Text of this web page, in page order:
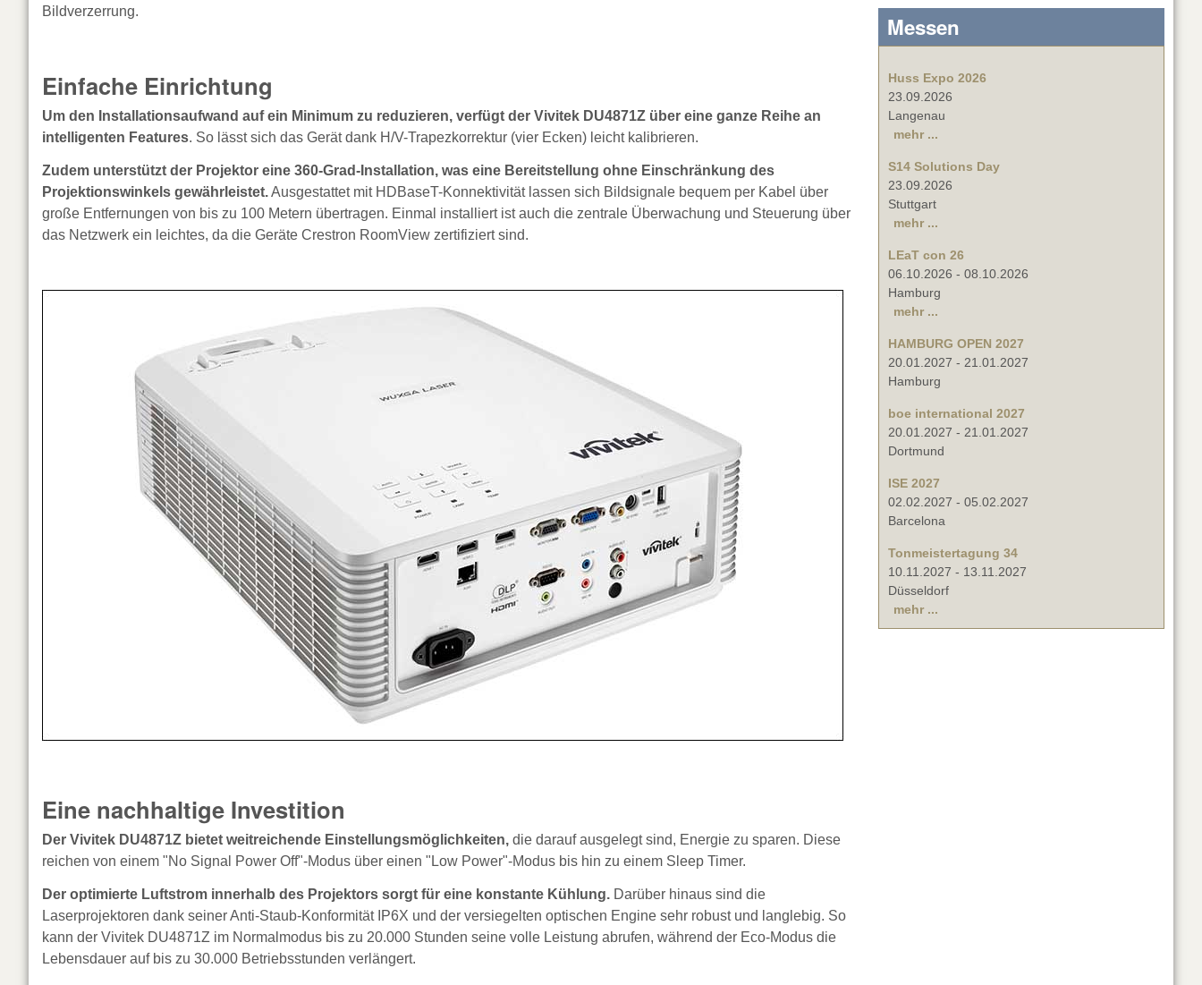
Bildverzerrung.
Einfache Einrichtung
Um den Installationsaufwand auf ein Minimum zu reduzieren, verfügt der Vivitek DU4871Z über eine ganze Reihe an
intelligenten Features. So lässt sich das Gerät dank H/V-Trapezkorrektur (vier Ecken) leicht kalibrieren.
Zudem unterstützt der Projektor eine 360-Grad-Installation, was eine Bereitstellung ohne Einschränkung des
Projektionswinkels gewährleistet.Ausgestattet mit HDBaseT-Konnektivität lassen sich Bildsignale bequem per Kabel über
große Entfernungen von bis zu 100 Metern übertragen. Einmal installiert ist auch die zentrale Überwachung und Steuerung über
das Netzwerk ein leichtes, da die Geräte Crestron RoomView zertifiziert sind.
Eine nachhaltige Investition
Der Vivitek DU4871Z bietet weitreichende Einstellungsmöglichkeiten, die darauf ausgelegt sind, Energie zu sparen. Diese
reichen von einem "No Signal Power Off"-Modus über einen "Low Power"-Modus bis hin zu einem Sleep Timer.
Der optimierte Luftstrom innerhalb des Projektors sorgt für eine konstante Kühlung. Darüber hinaus sind die
Laserprojektoren dank seiner Anti-Staub-Konformität IP6X und der versiegelten optischen Engine sehr robust und langlebig. So
kann der Vivitek DU4871Z im Normalmodus bis zu 20.000 Stunden seine volle Leistung abrufen, während der Eco-Modus die
Lebensdauer auf bis zu 30.000 Betriebsstunden verlängert.
Messen
Huss Expo 2026
23.09.2026
Langenau
mehr ...
S14 Solutions Day
23.09.2026
Stuttgart
mehr ...
LEaT con 26
06.10.2026 - 08.10.2026
Hamburg
mehr ...
HAMBURG OPEN 2027
20.01.2027 - 21.01.2027
Hamburg
boe international 2027
20.01.2027 - 21.01.2027
Dortmund
ISE 2027
02.02.2027 - 05.02.2027
Barcelona
Tonmeistertagung 34
10.11.2027 - 13.11.2027
Düsseldorf
mehr ...